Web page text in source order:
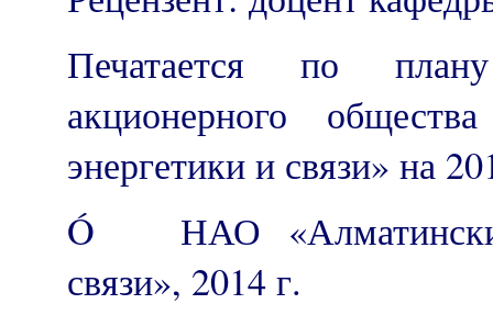
Печатается по
акционерного
энергетики и связи» на
Ó НАО «Алматинский
связи», 2014 г.